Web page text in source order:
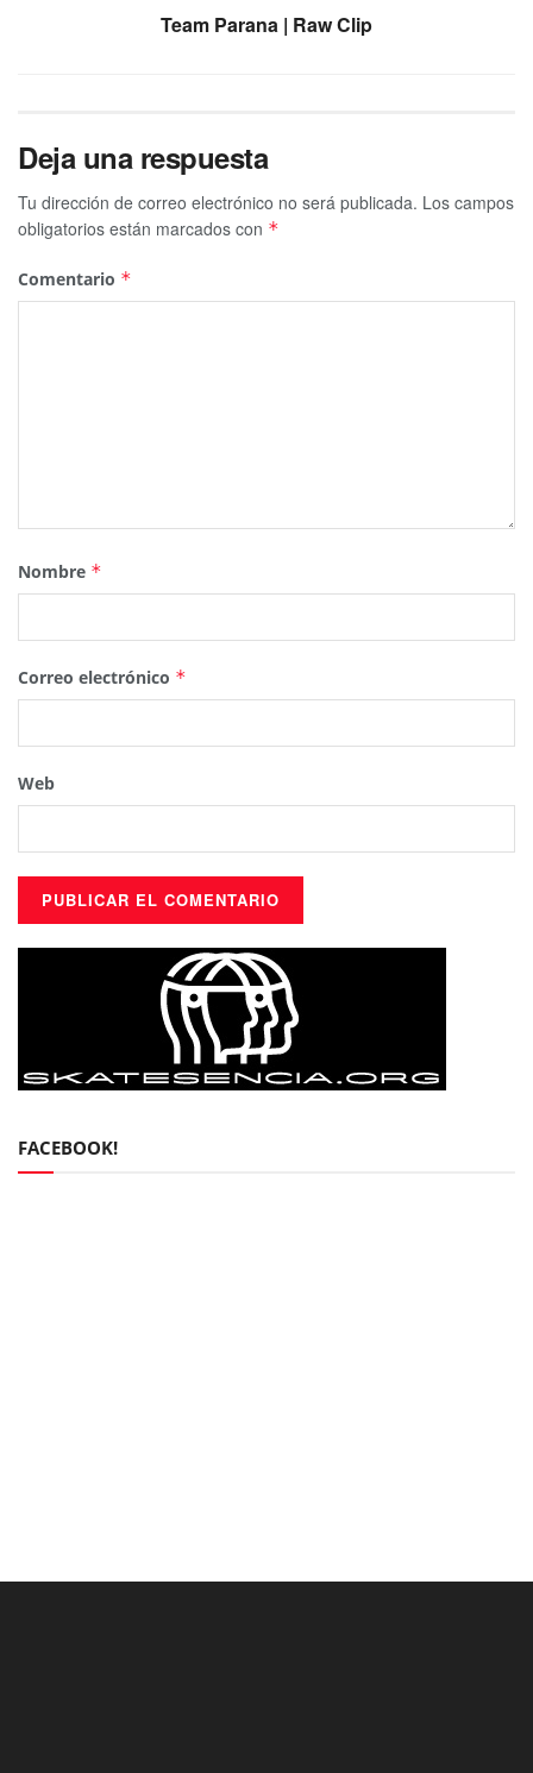
Team Parana | Raw Clip
Deja una respuesta
Tu dirección de correo electrónico no será publicada. Los campos
obligatorios están marcados con *
Comentario *
Nombre *
Correo electrónico *
Web
FACEBOOK!